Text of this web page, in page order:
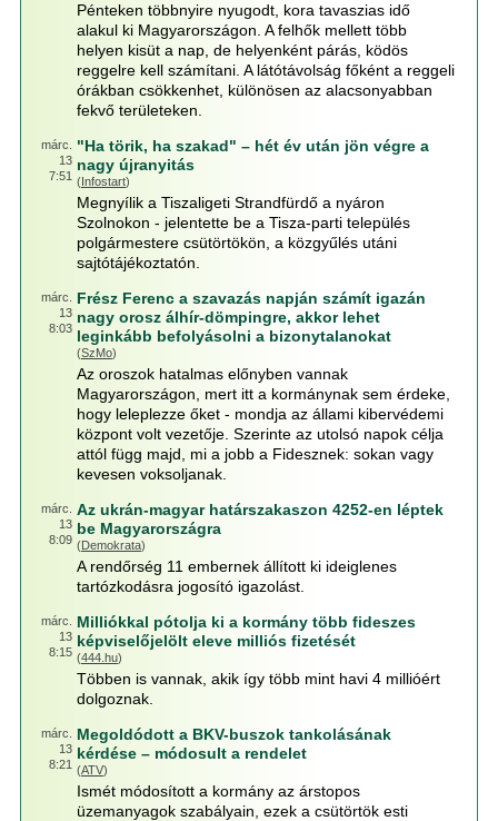
Pénteken többnyire nyugodt, kora tavaszias idő
alakul ki Magyarországon. A felhők mellett több
helyen kisüt a nap, de helyenként párás, ködös
reggelre kell számítani. A látótávolság főként a reggeli
órákban csökkenhet, különösen az alacsonyabban
fekvő területeken.
márc.
13
7:51
"Ha törik, ha szakad" – hét év után jön végre a
nagy újranyitás
(Infostart)
Megnyílik a Tiszaligeti Strandfürdő a nyáron
Szolnokon - jelentette be a Tisza-parti település
polgármestere csütörtökön, a közgyűlés utáni
sajtótájékoztatón.
márc.
13
8:03
Frész Ferenc a szavazás napján számít igazán
nagy orosz álhír-dömpingre, akkor lehet
leginkább befolyásolni a bizonytalanokat
(SzMo)
Az oroszok hatalmas előnyben vannak
Magyarországon, mert itt a kormánynak sem érdeke,
hogy leleplezze őket - mondja az állami kibervédemi
központ volt vezetője. Szerinte az utolsó napok célja
attól függ majd, mi a jobb a Fidesznek: sokan vagy
kevesen voksoljanak.
márc.
13
8:09
Az ukrán-magyar határszakaszon 4252-en léptek
be Magyarországra
(Demokrata)
A rendőrség 11 embernek állított ki ideiglenes
tartózkodásra jogosító igazolást.
márc.
13
8:15
Milliókkal pótolja ki a kormány több fideszes
képviselőjelölt eleve milliós fizetését
(444.hu)
Többen is vannak, akik így több mint havi 4 millióért
dolgoznak.
márc.
13
8:21
Megoldódott a BKV-buszok tankolásának
kérdése – módosult a rendelet
(ATV)
Ismét módosított a kormány az árstopos
üzemanyagok szabályain, ezek a csütörtök esti